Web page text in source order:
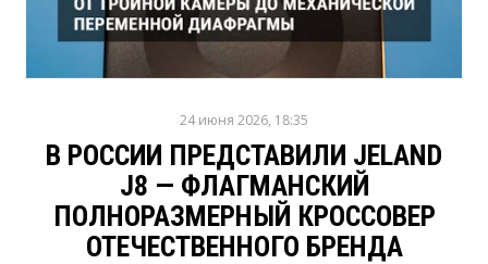
24 июня 2026, 18:35
В РОССИИ ПРЕДСТАВИЛИ JELAND
J8 — ФЛАГМАНСКИЙ
ПОЛНОРАЗМЕРНЫЙ КРОССОВЕР
ОТЕЧЕСТВЕННОГО БРЕНДА